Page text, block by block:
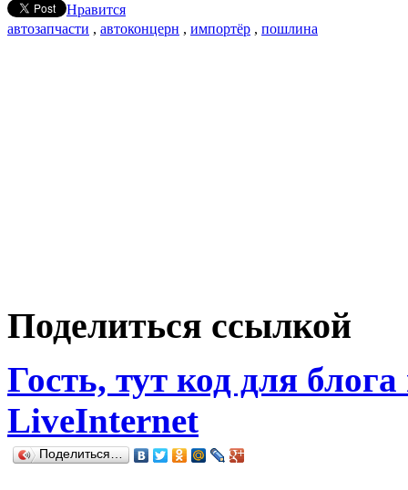
Нравится
автозапчасти , автоконцерн , импортёр , пошлина
Поделиться ссылкой
Гость, тут код для
LiveInternet
Поделиться…